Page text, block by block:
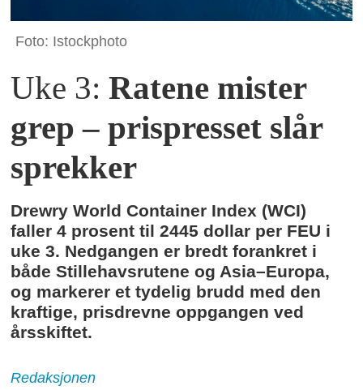
Foto: Istockphoto
Uke 3: Ratene mister
grep – prispresset slår
sprekker
Drewry World Container Index (WCI)
faller 4 prosent til 2445 dollar per FEU i
uke 3. Nedgangen er bredt forankret i
både Stillehavsrutene og Asia–Europa,
og markerer et tydelig brudd med den
kraftige, prisdrevne oppgangen ved
årsskiftet.
Redaksjonen